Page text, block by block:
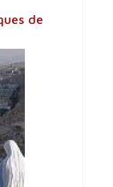
de